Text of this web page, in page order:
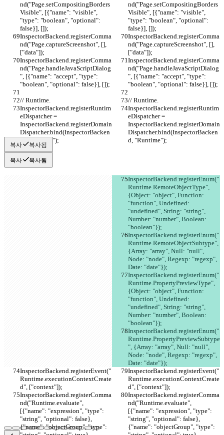
nd("Page.setCompositingBorders
Visible", [{"name": "visible",
"type": "boolean", "optional":
false}], []);
nd("Page.setCompositingBorders
Visible", [{"name": "visible",
"type": "boolean", "optional":
false}], []);
InspectorBackend.registerComma
nd("Page.captureScreenshot", [],
["data"]);
InspectorBackend.registerComma
nd("Page.captureScreenshot", [],
["data"]);
InspectorBackend.registerComma
nd("Page.handleJavaScriptDialog
", [{"name": "accept", "type":
"boolean", "optional": false}], []);
InspectorBackend.registerComma
nd("Page.handleJavaScriptDialog
", [{"name": "accept", "type":
"boolean", "optional": false}], []);
// Runtime.
// Runtime.
InspectorBackend.registerRuntim
eDispatcher =
InspectorBackend.registerDomain
Dispatcher.bind(InspectorBacken
d, "Runtime");
InspectorBackend.registerRuntim
eDispatcher =
InspectorBackend.registerDomain
Dispatcher.bind(InspectorBacken
d, "Runtime");
복사 복사됨
복사 복사됨
InspectorBackend.registerEnum("
Runtime.RemoteObjectType",
{Object: "object", Function:
"function", Undefined:
"undefined", String: "string",
Number: "number", Boolean:
"boolean"});
InspectorBackend.registerEnum("
Runtime.RemoteObjectSubtype",
{Array: "array", Null: "null",
Node: "node", Regexp: "regexp",
Date: "date"});
InspectorBackend.registerEnum("
Runtime.PropertyPreviewType",
{Object: "object", Function:
"function", Undefined:
"undefined", String: "string",
Number: "number", Boolean:
"boolean"});
InspectorBackend.registerEnum("
Runtime.PropertyPreviewSubtype
", {Array: "array", Null: "null",
Node: "node", Regexp: "regexp",
Date: "date"});
InspectorBackend.registerEvent("
Runtime.executionContextCreate
d", ["context"]);
InspectorBackend.registerEvent("
Runtime.executionContextCreate
d", ["context"]);
InspectorBackend.registerComma
nd("Runtime.evaluate",
[{"name": "expression", "type":
"string", "optional": false},
{"name": "objectGroup", "type":
InspectorBackend.registerComma
nd("Runtime.evaluate",
[{"name": "expression", "type":
"string", "optional": false},
{"name": "objectGroup", "type":